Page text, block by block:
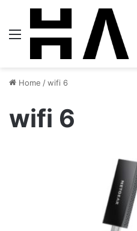
Home /wifi 6
wifi 6